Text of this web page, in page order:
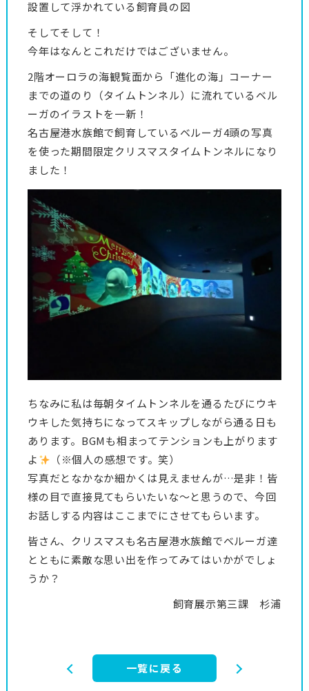
設置して浮かれている飼育員の図
そしてそして！
今年はなんとこれだけではございません。
2階オーロラの海観覧面から「進化の海」コーナー
までの道のり（タイムトンネル）に流れているベル
ーガのイラストを一新！
名古屋港水族館で飼育しているベルーガ4頭の写真
を使った期間限定クリスマスタイムトンネルになり
ました！
ちなみに私は毎朝タイムトンネルを通るたびにウキ
ウキした気持ちになってスキップしながら通る日も
あります。BGMも相まってテンションも上がります
よ
（※個人の感想です。笑）
写真だとなかなか細かくは見えませんが…是非！皆
様の目で直接見てもらいたいな～と思うので、今回
お話しする内容はここまでにさせてもらいます。
皆さん、クリスマスも名古屋港水族館でベルーガ達
とともに素敵な思い出を作ってみてはいかがでしょ
うか？
飼育展示第三課 杉浦
一覧に戻る